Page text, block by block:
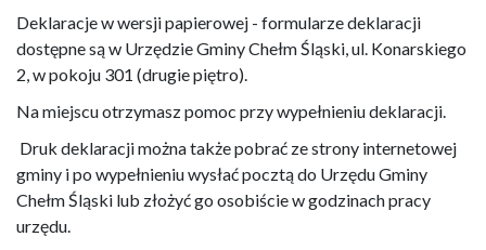
Deklaracje w wersji papierowej - formularze deklaracji
dostępne są w Urzędzie Gminy Chełm Śląski, ul. Konarskiego
2, w pokoju 301 (drugie piętro).
Na miejscu otrzymasz pomoc przy wypełnieniu deklaracji.
Druk deklaracji można także pobrać ze strony internetowej
gminy i po wypełnieniu wysłać pocztą do Urzędu Gminy
Chełm Śląski lub złożyć go osobiście w godzinach pracy
urzędu.